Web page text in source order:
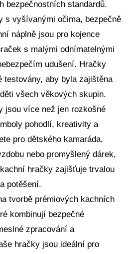
bezpečnostních standardů.
s vyšívanými očima, bezpečně
náplně jsou pro kojence
s malými odnímatelnými
udušení. Hračky
testovány, aby byla zajištěna
všech věkových skupin.
jsou více než jen rozkošné
pohodlí, kreativity a
pro dětského kamaráda,
nebo promyšlený dárek,
hračky zajišťuje trvalou
potěšení.
tvorbě prémiových kachních
kombinují bezpečné
zpracování a
hračky jsou ideální pro